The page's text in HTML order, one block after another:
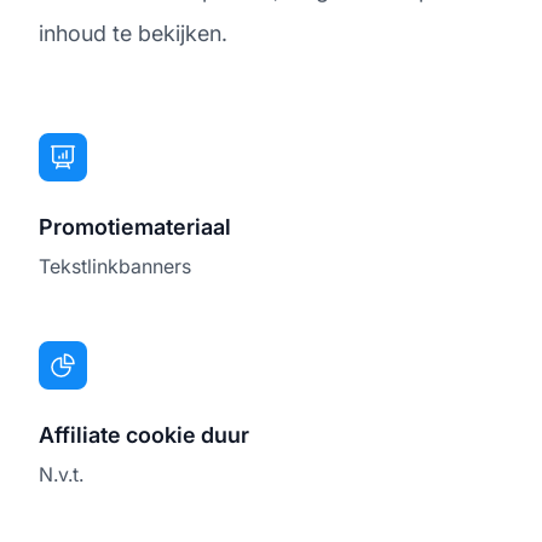
inhoud te bekijken.
Promotiemateriaal
Tekstlinkbanners
Affiliate cookie duur
N.v.t.